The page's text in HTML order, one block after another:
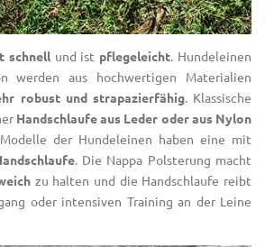
schnell und ist pflegeleicht. Hundeleinen
werden aus hochwertigen Materialien
robust und strapazierfähig. Klassische
Handschlaufe aus Leder oder aus Nylon
der Hundeleinen haben eine mit
. Die Nappa Polsterung macht
zu halten und die Handschlaufe reibt
oder intensiven Training an der Leine